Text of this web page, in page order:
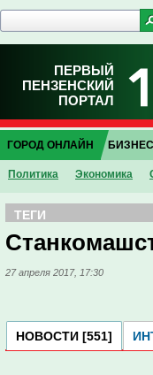
ПЕРВЫЙ
ПЕНЗЕНСКИЙ
ПОРТАЛ
ГОРОД ОНЛАЙН
Политика Экономика
ТЕГИ
27 апреля 2017, 17:30
НОВОСТИ [551]